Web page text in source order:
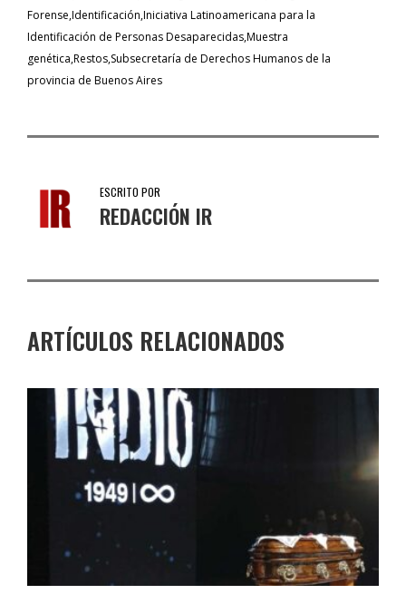
Forense Identificación Iniciativa Latinoamericana para la
Identificación de Personas DesaparecidasMuestra
genética Restos Subsecretaría de Derechos Humanos de la
provincia de Buenos Aires
ESCRITO POR
REDACCIÓN IR
ARTÍCULOS RELACIONADOS